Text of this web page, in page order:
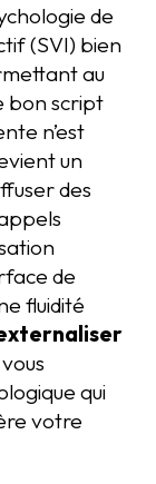
de
(SVI) bien
au
bon script
n’est
un
des
de
fluidité
qui
votre